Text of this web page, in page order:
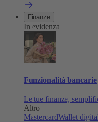
Finanze
In evidenza
Funzionalità bancarie
Le tue finanze,
Altro
MastercardWallet